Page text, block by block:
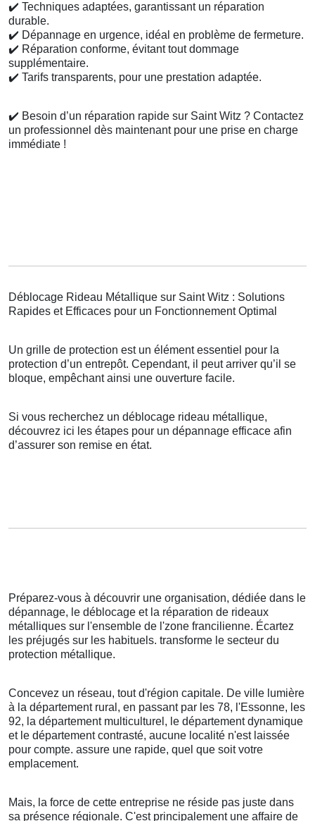
✔️ Techniques adaptées, garantissant un réparation
durable.
✔️ Dépannage en urgence, idéal en problème de fermeture.
✔️ Réparation conforme, évitant tout dommage
supplémentaire.
✔️ Tarifs transparents, pour une prestation adaptée.
✔️ Besoin d’un réparation rapide sur Saint Witz ? Contactez
un professionnel dès maintenant pour une prise en charge
immédiate !
Déblocage Rideau Métallique sur Saint Witz : Solutions
Rapides et Efficaces pour un Fonctionnement Optimal
Un grille de protection est un élément essentiel pour la
protection d’un entrepôt. Cependant, il peut arriver qu’il se
bloque, empêchant ainsi une ouverture facile.
Si vous recherchez un déblocage rideau métallique,
découvrez ici les étapes pour un dépannage efficace afin
d’assurer son remise en état.
Préparez-vous à découvrir une organisation, dédiée dans le
dépannage, le déblocage et la réparation de rideaux
métalliques sur l'ensemble de l'zone francilienne. Écartez
les préjugés sur les habituels. transforme le secteur du
protection métallique.
Concevez un réseau, tout d'région capitale. De ville lumière
à la département rural, en passant par les 78, l'Essonne, les
92, la département multiculturel, le département dynamique
et le département contrasté, aucune localité n'est laissée
pour compte. assure une rapide, quel que soit votre
emplacement.
Mais, la force de cette entreprise ne réside pas juste dans
sa présence régionale. C'est principalement une affaire de